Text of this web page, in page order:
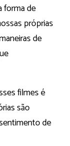
forma de
próprias
de
filmes é
são
de